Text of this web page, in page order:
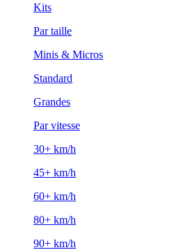
Kits
Par taille
Minis & Micros
Standard
Grandes
Par vitesse
30+ km/h
45+ km/h
60+ km/h
80+ km/h
90+ km/h